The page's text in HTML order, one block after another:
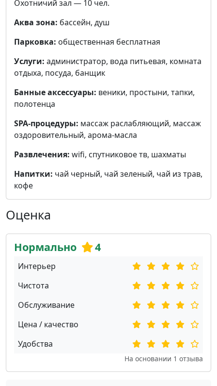
Охотничий зал — 10 чел.
Аква зона: бассейн, душ
Парковка: общественная бесплатная
Услуги: администратор, вода питьевая, комната
отдыха, посуда, банщик
Банные аксессуары: веники, простыни, тапки,
полотенца
SPA-процедуры: массаж раслабляющий, массаж
оздоровительный, арома-масла
Развлечения: wifi, cпутниковое тв, шахматы
Напитки: чай черный, чай зеленый, чай из трав,
кофе
Оценка
Нормально 4
Интерьер
Чистота
Обслуживание
Цена / качество
Удобства
На основании 1 отзыва